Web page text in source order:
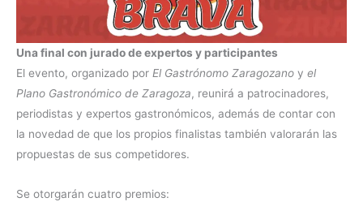
Una final con jurado de expertos y participantes
El evento, organizado por El Gastrónomo Zaragozano y el
Plano Gastronómico de Zaragoza, reunirá a patrocinadores,
periodistas y expertos gastronómicos, además de contar con
la novedad de que los propios finalistas también valorarán las
propuestas de sus competidores.
Se otorgarán cuatro premios: